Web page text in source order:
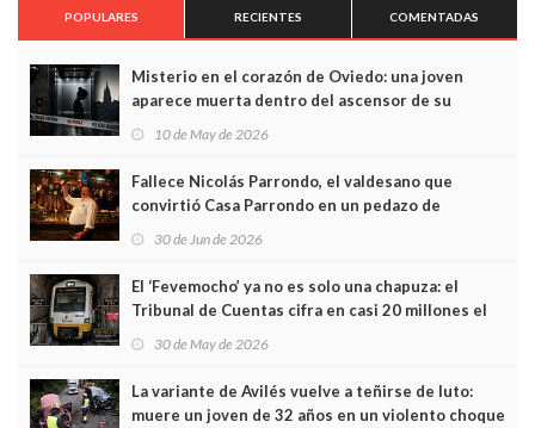
POPULARES RECIENTES COMENTADAS
Misterio en el corazón de Oviedo: una joven
aparece muerta dentro del ascensor de su
edificio y las cámaras captan sus últimos minutos
10 de May de 2026
Fallece Nicolás Parrondo, el valdesano que
convirtió Casa Parrondo en un pedazo de
Asturias en Madrid
30 de Jun de 2026
El ‘Fevemocho’ ya no es solo una chapuza: el
Tribunal de Cuentas cifra en casi 20 millones el
sobrecoste de los trenes que no cabían por los
30 de May de 2026
La variante de Avilés vuelve a teñirse de luto:
muere un joven de 32 años en un violento choque